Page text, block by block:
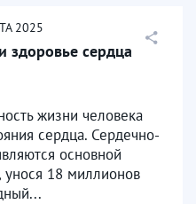
2025
здоровье сердца
жизни человека
сердца. Сердечно-
основной
18 миллионов